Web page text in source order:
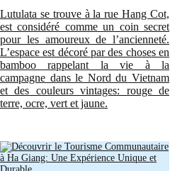
Lutulata se trouve à la rue Hang Cot,
est considéré comme un coin secret
pour les amoureux de l’ancienneté.
L’espace est décoré par des choses en
bamboo rappelant la vie à la
campagne dans le Nord du Vietnam
et des couleurs vintages: rouge de
terre, ocre, vert et jaune.